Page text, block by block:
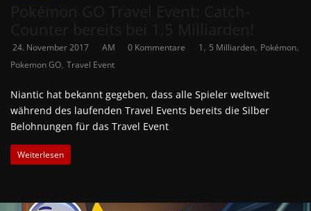
24. November 2017 AM 0 Kommentare 1, 5 Milliarden, Pokémon,
Pokemon GO, Travel Event
Niantic hat bekannt gegeben, dass alle Spieler weltweit
während des laufenden Travel Events bereits die Silber
Belohnungen für das Travel Event
Weiterlesen